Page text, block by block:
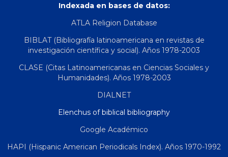
Indexada en bases de datos:
ATLA Religion Database
BIBLAT (Bibliografía latinoamericana en revistas de
investigación científica y social). Años 1978-2003
CLASE (Citas Latinoamericanas en Ciencias Sociales y
Humanidades). Años 1978-2003
DIALNET
Elenchus of biblical bibliography
Google Académico
HAPI (Hispanic American Periodicals Index). Años 1970-1992